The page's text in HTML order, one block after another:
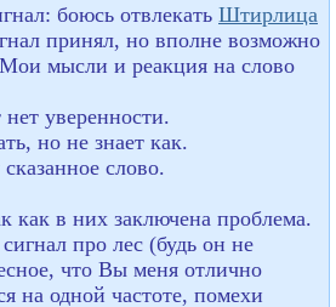
боюсь отвлекать Штирлица
принял, но вполне возможно
мысли и реакция на слово
нет уверенности.
но не знает как.
слово.
как в них заключена проблема.
про лес (будь он не
что Вы меня отлично
на одной частоте, помехи